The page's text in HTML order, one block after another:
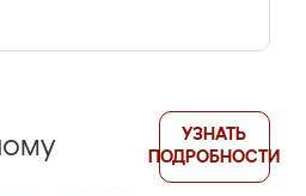
УЗНАТЬ
ПОДРОБНОСТИ